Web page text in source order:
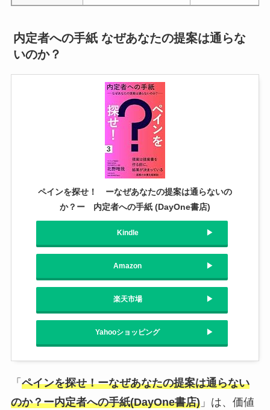
内定者への手紙 なぜあなたの提案は通らな
いのか？
ペインを探せ！ ーなぜあなたの提案は通らないの
か？ー 内定者への手紙 (DayOne書店)
Kindle
Amazon
楽天市場
Yahooショッピング
「 ペインを探せ！ーなぜあなたの提案は通らない
のか？ー内定者への手紙(DayOne書店)」は、価値